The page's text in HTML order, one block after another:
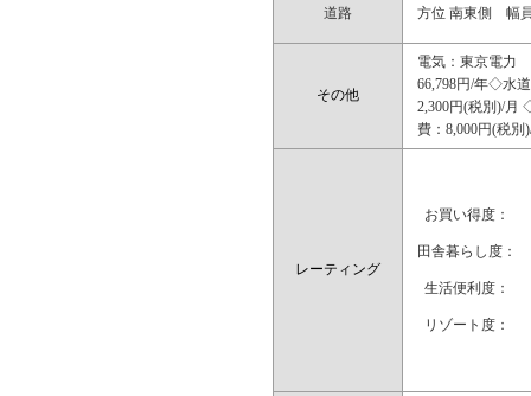
道路 方位 南東側 幅
その他
電気：東京電
66,798円/年◇水
2,300円(税別)/月
費：8,000円(税
レーティング
お買い得度：
田舎暮らし度：
生活便利度：
リゾート度：